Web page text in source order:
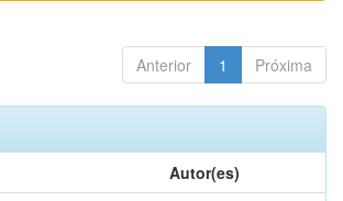
Anterior 1 Próxima
Autor(es)